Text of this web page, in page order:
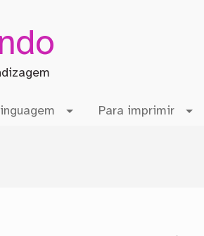
Para imprimir